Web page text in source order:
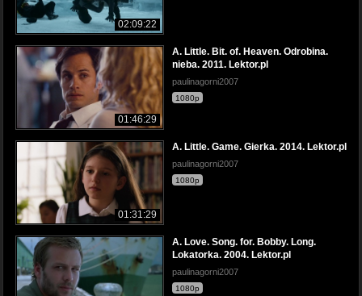
02:09:22
01:46:29
A. Little. Bit. of. Heaven. Odrobina.
nieba. 2011. Lektor.pl
paulinagorni2007
1080p
01:31:29
A. Little. Game. Gierka. 2014. Lektor.pl
paulinagorni2007
1080p
A. Love. Song. for. Bobby. Long.
Lokatorka. 2004. Lektor.pl
paulinagorni2007
1080p